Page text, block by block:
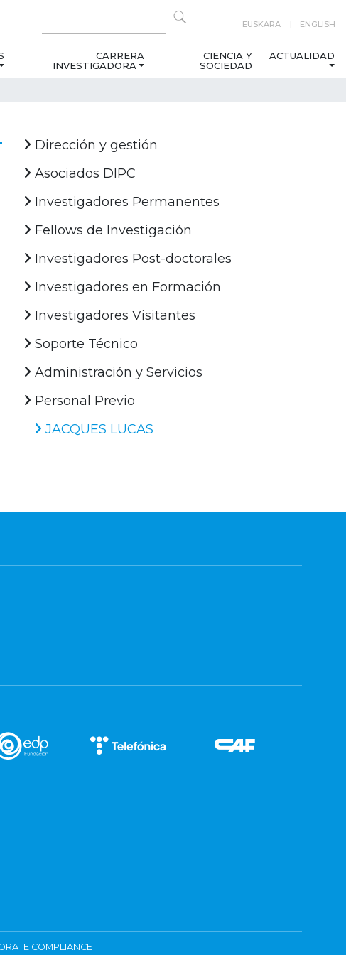
EUSKARA ENGLISH
CARRERA
INVESTIGADORA
CIENCIA Y
SOCIEDAD
ACTUALIDAD
Dirección y gestión
Asociados DIPC
Investigadores Permanentes
Fellows de Investigación
Investigadores Post-doctorales
Investigadores en Formación
Investigadores Visitantes
Soporte Técnico
Administración y Servicios
Personal Previo
JACQUES LUCAS
COMPLIANCE